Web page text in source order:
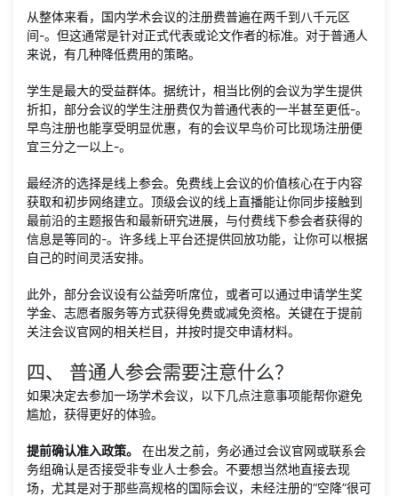
从整体来看，国内学术会议的注册费普遍在两千到八千元区
间-。但这通常是针对正式代表或论文作者的标准。对于普通人
来说，有几种降低费用的策略。
学生是最大的受益群体。据统计，相当比例的会议为学生提供
折扣，部分会议的学生注册费仅为普通代表的一半甚至更低-。
早鸟注册也能享受明显优惠，有的会议早鸟价可比现场注册便
宜三分之一以上-。
最经济的选择是线上参会。免费线上会议的价值核心在于内容
获取和初步网络建立。顶级会议的线上直播能让你同步接触到
最前沿的主题报告和最新研究进展，与付费线下参会者获得的
信息是等同的-。许多线上平台还提供回放功能，让你可以根据
自己的时间灵活安排。
此外，部分会议设有公益旁听席位，或者可以通过申请学生奖
学金、志愿者服务等方式获得免费或减免资格。关键在于提前
关注会议官网的相关栏目，并按时提交申请材料。
四、 普通人参会需要注意什么？
如果决定去参加一场学术会议，以下几点注意事项能帮你避免
尴尬，获得更好的体验。
提前确认准入政策。
在出发之前，务必通过会议官网或联系会
务组确认是否接受非专业人士参会。不要想当然地直接去现
场，尤其是对于那些高规格的国际会议，未经注册的“空降”很可